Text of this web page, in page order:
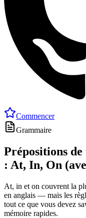
Commencer
Grammaire
Prépositions de
: At, In, On
At, in et on couvrent la
en anglais — mais les
tout ce que vous devez
mémoire rapides.